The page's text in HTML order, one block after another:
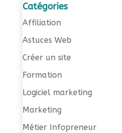
Catégories
Affiliation
Astuces Web
Créer un site
Formation
Logiciel marketing
Marketing
Métier Infopreneur